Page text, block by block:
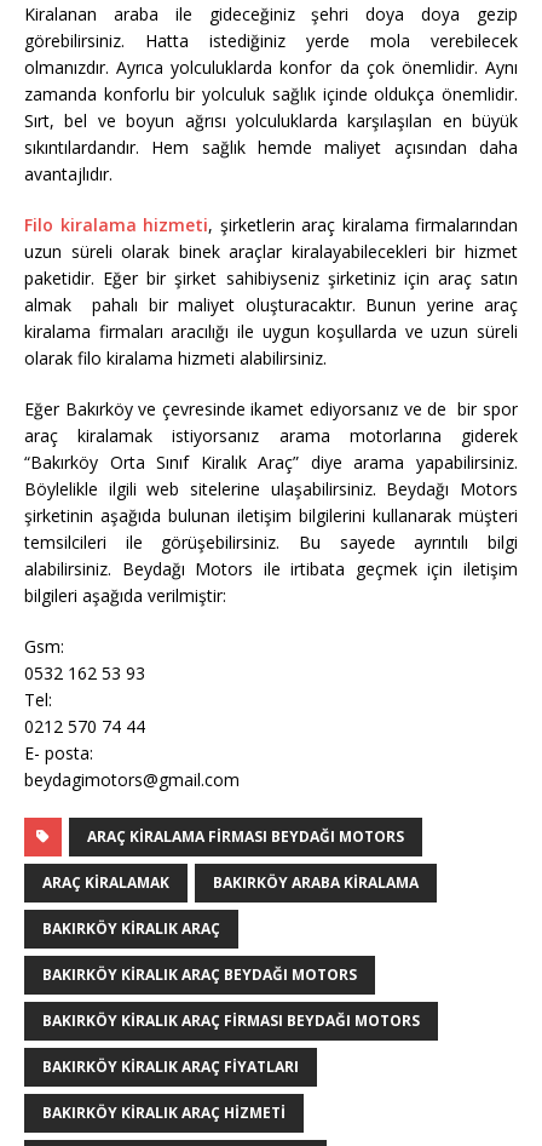
Kiralanan araba ile gideceğiniz şehri doya doya gezip
görebilirsiniz. Hatta istediğiniz yerde mola verebilecek
olmanızdır. Ayrıca yolculuklarda konfor da çok önemlidir. Aynı
zamanda konforlu bir yolculuk sağlık içinde oldukça önemlidir.
Sırt, bel ve boyun ağrısı yolculuklarda karşılaşılan en büyük
sıkıntılardandır. Hem sağlık hemde maliyet açısından daha
avantajlıdır.
Filo kiralama hizmeti, şirketlerin araç kiralama firmalarından
uzun süreli olarak binek araçlar kiralayabilecekleri bir hizmet
paketidir. Eğer bir şirket sahibiyseniz şirketiniz için araç satın
almak pahalı bir maliyet oluşturacaktır. Bunun yerine araç
kiralama firmaları aracılığı ile uygun koşullarda ve uzun süreli
olarak filo kiralama hizmeti alabilirsiniz.
Eğer Bakırköy ve çevresinde ikamet ediyorsanız ve de bir spor
araç kiralamak istiyorsanız arama motorlarına giderek
“Bakırköy Orta Sınıf Kiralık Araç” diye arama yapabilirsiniz.
Böylelikle ilgili web sitelerine ulaşabilirsiniz. Beydağı Motors
şirketinin aşağıda bulunan iletişim bilgilerini kullanarak müşteri
temsilcileri ile görüşebilirsiniz. Bu sayede ayrıntılı bilgi
alabilirsiniz. Beydağı Motors ile irtibata geçmek için iletişim
bilgileri aşağıda verilmiştir:
Gsm:
0532 162 53 93
Tel:
0212 570 74 44
E- posta:
beydagimotors@gmail.com
ARAÇ KIRALAMA FIRMASI BEYDAĞI MOTORS
ARAÇ KIRALAMAK BAKIRKÖY ARABA KIRALAMA
BAKIRKÖY KIRALIK ARAÇ
BAKIRKÖY KIRALIK ARAÇ BEYDAĞI MOTORS
BAKIRKÖY KIRALIK ARAÇ FIRMASI BEYDAĞI MOTORS
BAKIRKÖY KIRALIK ARAÇ FIYATLARI
BAKIRKÖY KIRALIK ARAÇ HIZMETI